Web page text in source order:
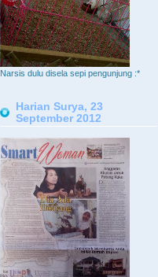
Narsis dulu disela sepi pengunjung :*
Harian Surya, 23
September 2012